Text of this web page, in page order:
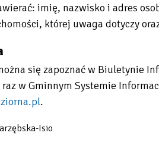
imię, nazwisko i adres
której uwaga dotyczy
się zapoznać w Biuletynie
raz w Gminnym Systemie
.
Isio